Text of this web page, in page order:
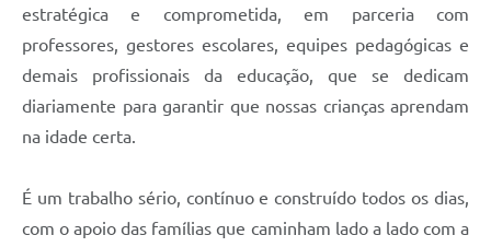
estratégica e comprometida, em parceria com
professores, gestores escolares, equipes pedagógicas e
demais profissionais da educação, que se dedicam
diariamente para garantir que nossas crianças aprendam
na idade certa.
É um trabalho sério, contínuo e construído todos os dias,
com o apoio das famílias que caminham lado a lado com a